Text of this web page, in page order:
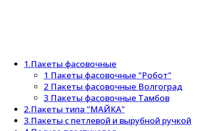
1.Пакеты фасовочные
1 Пакеты фасовочные "Робот"
2 Пакеты фасовочные Волгоград
3 Пакеты фасовочные Тамбов
2.Пакеты типа "МАЙКА"
3.Пакеты с петлевой и вырубной ручкой